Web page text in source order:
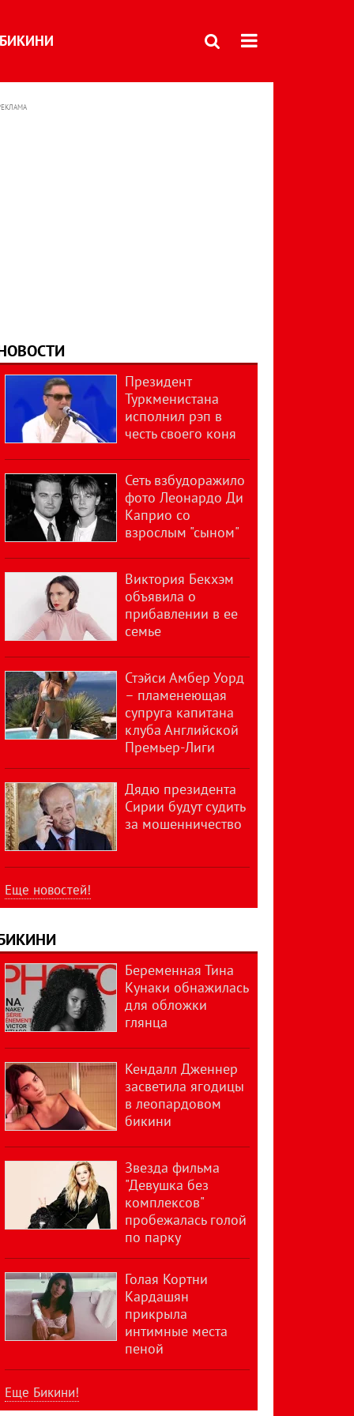
БИКИНИ
Президент
Туркменистана
исполнил рэп в
честь своего коня
Сеть взбудоражило
фото Леонардо Ди
Каприо со
взрослым "сыном"
Виктория Бекхэм
объявила о
прибавлении в ее
семье
Стэйси Амбер Уорд
– пламенеющая
супруга капитана
клуба Английской
Премьер-Лиги
Дядю президента
Сирии будут судить
за мошенничество
Еще новостей!
Беременная Тина
Кунаки обнажилась
для обложки
глянца
Кендалл Дженнер
засветила ягодицы
в леопардовом
бикини
Звезда фильма
"Девушка без
комплексов"
пробежалась голой
по парку
Голая Кортни
Кардашян
прикрыла
интимные места
пеной
Еще Бикини!